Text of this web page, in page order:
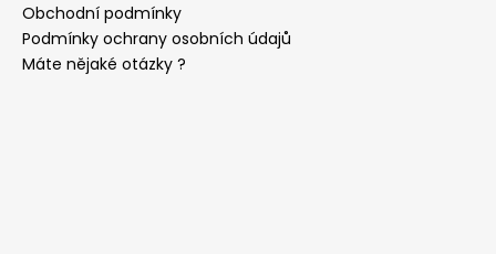
Obchodní podmínky
Podmínky ochrany osobních údajů
Máte nějaké otázky ?